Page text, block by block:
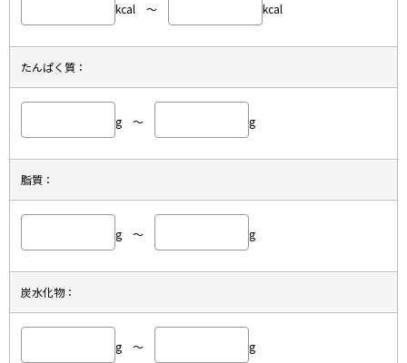
kcal ～ kcal
たんぱく質：
g ～ g
脂質：
g ～ g
炭水化物：
g ～ g